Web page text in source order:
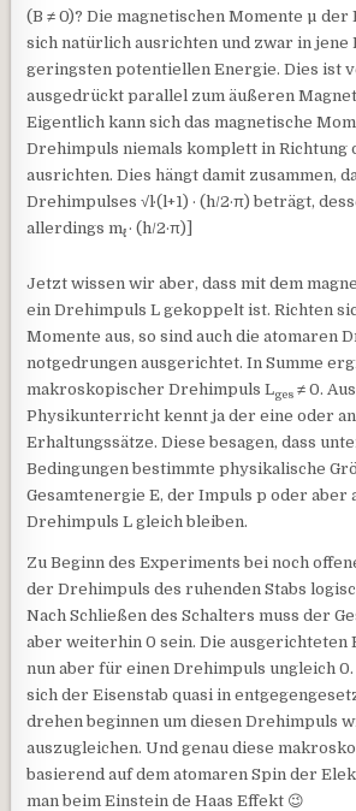
(B ≠ 0)? Die magnetischen Momente µ
sich natürlich ausrichten und zwar in jene
geringsten potentiellen Energie. Dies ist
ausgedrückt parallel zum äußeren
Eigentlich kann sich das magnetische
Drehimpuls niemals komplett in Richtung
ausrichten. Dies hängt damit zusammen,
Drehimpulses √l·(l+1) · (h/2·π) beträgt,
allerdings mℓ· (h/2·π)]
Jetzt wissen wir aber, dass mit dem
ein Drehimpuls L gekoppelt ist. Richten
Momente aus, so sind auch die atomaren
notgedrungen ausgerichtet. In Summe
makroskopischer Drehimpuls Lges ≠ 0.
Physikunterricht kennt ja der eine oder
Erhaltungssätze. Diese besagen, dass
Bedingungen bestimmte physikalische
Gesamtenergie E, der Impuls p oder aber
Drehimpuls L gleich bleiben.
Zu Beginn des Experiments bei noch
der Drehimpuls des ruhenden Stabs
Nach Schließen des Schalters muss der
aber weiterhin 0 sein. Die ausgerichteten
nun aber für einen Drehimpuls ungleich
sich der Eisenstab quasi in
drehen beginnen um diesen Drehimpuls
auszugleichen. Und genau diese
basierend auf dem atomaren Spin der
man beim Einstein de Haas Effekt 😉